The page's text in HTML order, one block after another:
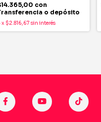
con
o depósito
x $2.816,67 sin interés